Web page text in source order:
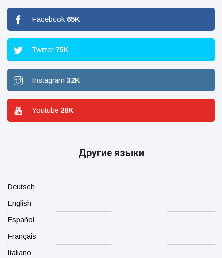
Facebook 65K
Twitter 75K
Instagram 32K
Youtube 28K
Другие языки
Deutsch
English
Español
Français
Italiano